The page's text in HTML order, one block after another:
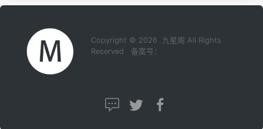
Copyright © 2026 九星阁 All Rights
Reserved 备案号：